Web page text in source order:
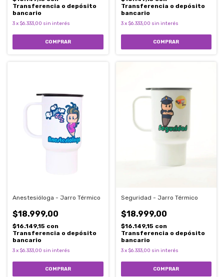
Transferencia o depósito
bancario
3x $6.333,00 sin interés
Transferencia o depósito
bancario
3 x $6.333,00 sin interés
Anestesióloga - Jarro Térmico
$18.999,00
$16.149,15 con
Transferencia o depósito
bancario
3x $6.333,00 sin interés
Seguridad - Jarro Térmico
$18.999,00
$16.149,15 con
Transferencia o depósito
bancario
3 x $6.333,00 sin interés